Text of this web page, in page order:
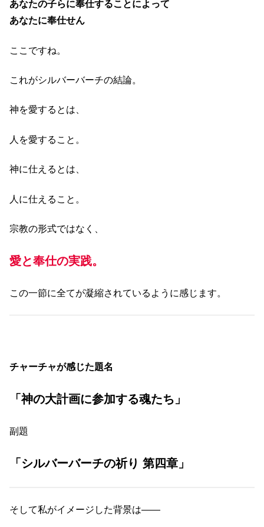
あなたの子らに奉仕することによって
あなたに奉仕せん
ここですね。
これがシルバーバーチの結論。
神を愛するとは、
人を愛すること。
神に仕えるとは、
人に仕えること。
宗教の形式ではなく、
愛と奉仕の実践。
この一節に全てが凝縮されているように感じます。
チャーチャが感じた題名
「神の大計画に参加する魂たち」
副題
「シルバーバーチの祈り 第四章」
そして私がイメージした背景は――